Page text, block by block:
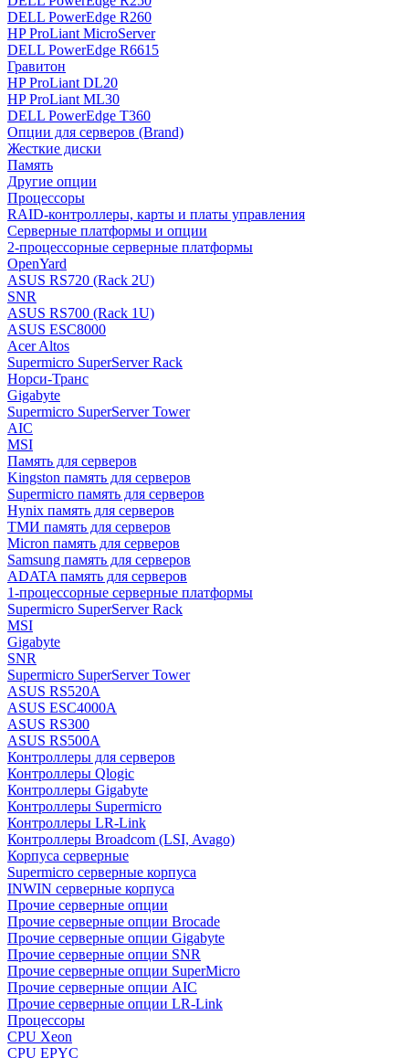
DELL PowerEdge R260
HP ProLiant MicroServer
DELL PowerEdge R6615
Гравитон
HP ProLiant DL20
HP ProLiant ML30
DELL PowerEdge T360
Опции для серверов (Brand)
Жесткие диски
Память
Другие опции
Процессоры
RAID-контроллеры, карты и платы управления
Серверные платформы и опции
2-процессорные серверные платформы
OpenYard
ASUS RS720 (Rack 2U)
SNR
ASUS RS700 (Rack 1U)
ASUS ESC8000
Acer Altos
Supermicro SuperServer Rack
Норси-Транс
Gigabyte
Supermicro SuperServer Tower
AIC
MSI
Память для серверов
Kingston память для серверов
Supermicro память для серверов
Hynix память для серверов
ТМИ память для серверов
Micron память для серверов
Samsung память для серверов
ADATA память для серверов
1-процессорные серверные платформы
Supermicro SuperServer Rack
MSI
Gigabyte
SNR
Supermicro SuperServer Tower
ASUS RS520A
ASUS ESC4000A
ASUS RS300
ASUS RS500A
Контроллеры для серверов
Контроллеры Qlogic
Контроллеры Gigabyte
Контроллеры Supermicro
Контроллеры LR-Link
Контроллеры Broadcom (LSI, Avago)
Корпуса серверные
Supermicro серверные корпуса
INWIN серверные корпуса
Прочие серверные опции
Прочие серверные опции Brocade
Прочие серверные опции Gigabyte
Прочие серверные опции SNR
Прочие серверные опции SuperMicro
Прочие серверные опции AIC
Прочие серверные опции LR-Link
Процессоры
CPU Xeon
CPU EPYC